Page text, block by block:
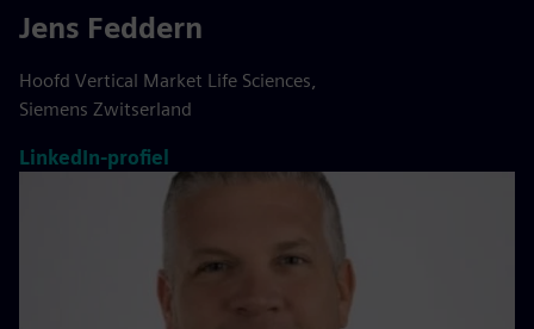
Jens Feddern
Hoofd Vertical Market Life Sciences,
Siemens Zwitserland
LinkedIn-profiel